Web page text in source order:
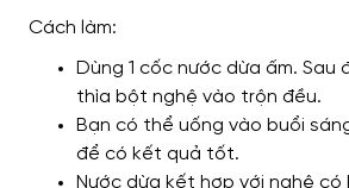
Cách làm:
Dùng 1 cốc nước dừa ấm. Sau
thìa bột nghệ vào trộn đều.
Bạn có thể uống vào buổi
để có kết quả tốt.
Nước dừa kết hợp với nghệ có